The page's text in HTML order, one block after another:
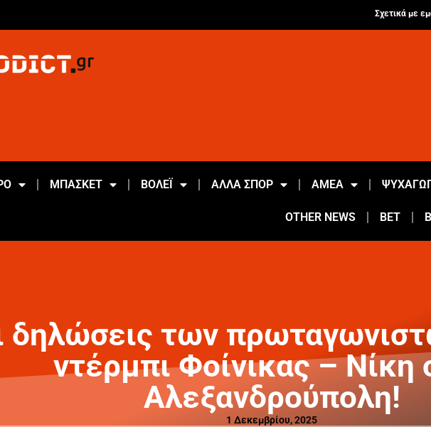
Σχετικά με
ΜΠΑΣΚΕΤ ΒΟΛΕΪ ΑΛΛΑ ΣΠΟΡ ΑΜΕΑ
OTHER NEWS BET
δηλώσεις των
ντέρμπι Φοίνικας – Νίκη
Αλεξανδρούπολη!
1 Δεκεμβρίου, 2025